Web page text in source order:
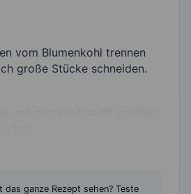
vom Blumenkohl trennen
große Stücke schneiden.
das ganze Rezept sehen? Teste